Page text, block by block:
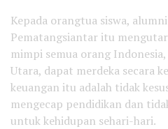
Kepada orangtua siswa,
Pematangsiantar itu
mimpi semua orang
Utara, dapat merdeka secara
keuangan itu adalah tidak
mengecap pendidikan dan
untuk kehidupan sehari-hari.